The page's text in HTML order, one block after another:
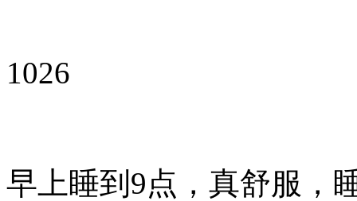
1026
早上睡到9点，真舒服，